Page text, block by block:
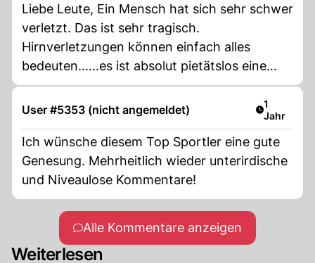
Liebe Leute, Ein Mensch hat sich sehr schwer
verletzt. Das ist sehr tragisch.
Hirnverletzungen können einfach alles
bedeuten......es ist absolut pietätslos eine
Umfrage zu starten ob er wieder kommt oder
nicht. Als würde es allein in seiner Macht
stehen....jenachdem wie schwer er am Hirn
verletzt wurde, hat es überhaupt nichts
damit zu tun ob er es schafft oder nicht. Ihr,
die hier Kommentare schreibt, habt
überhaupt keine Ahnung, was eine
Hirnblutung für den Betroffenen alles
bedeuten kann. Das einzige was hier Platz
haben sollte sind gut und lieb gemeinte
User #5353 (nicht angemeldet) Artikel
1
Jahr
Ich wünsche diesem Top Sportler eine gute
Genesung. Mehrheitlich wieder unterirdische
und Niveaulose Kommentare!
Alle Kommentare anzeigen
Weiterlesen